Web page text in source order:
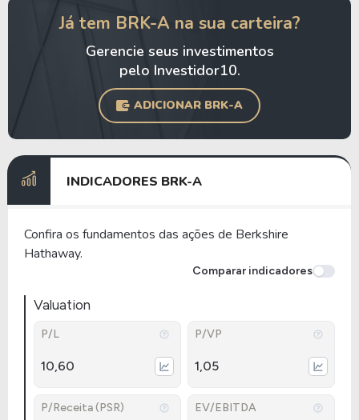
Já tem BRK-A na sua carteira?
Gerencie seus investimentos
pelo Investidor10.
ADICIONAR BRK-A
INDICADORES BRK-A
Confira os fundamentos das ações de Berkshire
Hathaway.
Comparar indicadores
Valuation
P/L
10,60
P/VP
1,05
P/Receita (PSR) EV/EBITDA